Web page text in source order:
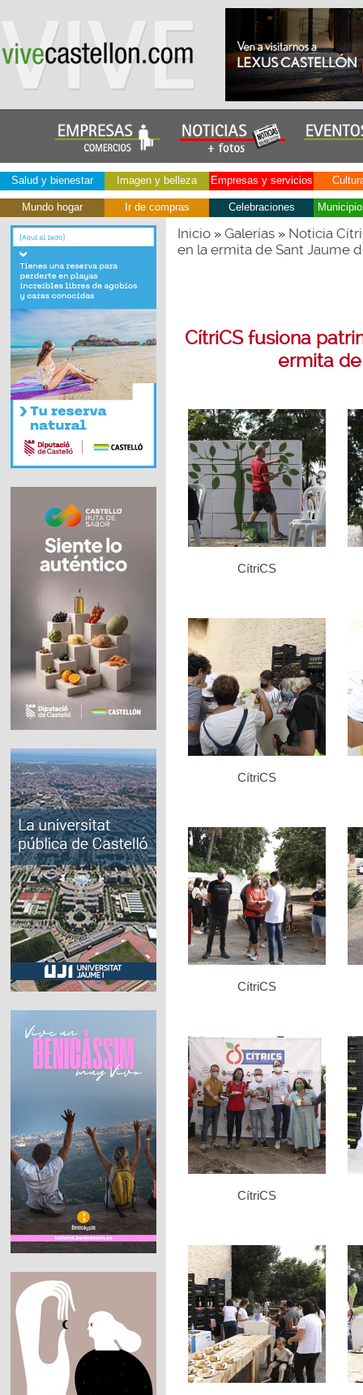
Salud y bienestar Imagen y belleza Empresas y servicios
Mundo hogar Ir de compras Celebraciones
Inicio» Galerías» Noticia
en la ermita de Sant Jaume
CítriCS fusiona
ermita
CítriCS
CítriCS
CítriCS
CítriCS